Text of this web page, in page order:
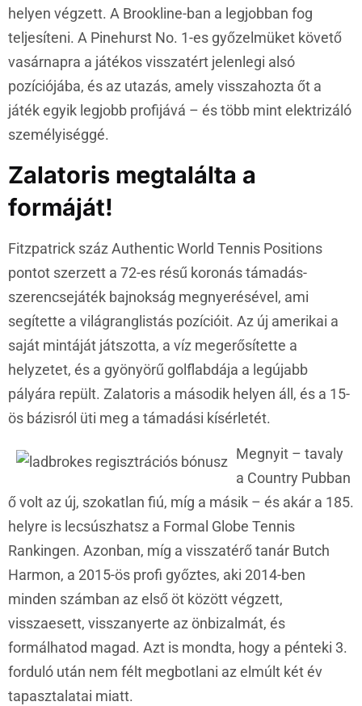
helyen végzett. A Brookline-ban a legjobban fog
teljesíteni. A Pinehurst No. 1-es győzelmüket követő
vasárnapra a játékos visszatért jelenlegi alsó
pozíciójába, és az utazás, amely visszahozta őt a
játék egyik legjobb profijává – és több mint elektrizáló
személyiséggé.
Zalatoris megtalálta a
formáját!
Fitzpatrick száz Authentic World Tennis Positions
pontot szerzett a 72-es résű koronás támadás-
szerencsejáték bajnokság megnyerésével, ami
segítette a világranglistás pozícióit. Az új amerikai a
saját mintáját játszotta, a víz megerősítette a
helyzetet, és a gyönyörű golflabdája a legújabb
pályára repült. Zalatoris a második helyen áll, és a 15-
ös bázisról üti meg a támadási kísérletét.
Megnyit – tavaly
a Country Pubban
ő volt az új, szokatlan fiú, míg a másik – és akár a 185.
helyre is lecsúszhatsz a Formal Globe Tennis
Rankingen. Azonban, míg a visszatérő tanár Butch
Harmon, a 2015-ös profi győztes, aki 2014-ben
minden számban az első öt között végzett,
visszaesett, visszanyerte az önbizalmát, és
formálhatod magad. Azt is mondta, hogy a pénteki 3.
forduló után nem félt megbotlani az elmúlt két év
tapasztalatai miatt.